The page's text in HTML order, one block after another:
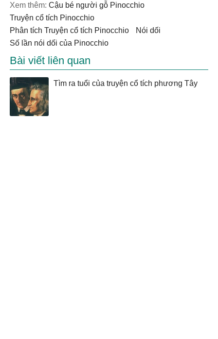
Xem thêm:
cậu bé người gỗ Pinocchio
Truyện cổ tích Pinocchio
phân tích Truyện cổ tích Pinocchio
nói dối
số lần nói dối của Pinocchio
Bài viết liên quan
Tìm ra tuổi của truyện cổ tích phương Tây